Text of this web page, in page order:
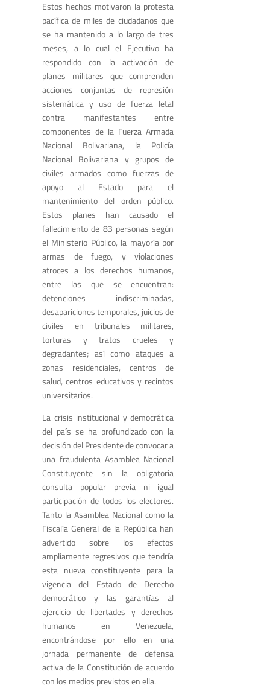
Estos hechos motivaron la protesta
pacífica de miles de ciudadanos que
se ha mantenido a lo largo de tres
meses, a lo cual el Ejecutivo ha
respondido con la activación de
planes militares que comprenden
acciones conjuntas de represión
sistemática y uso de fuerza letal
contra manifestantes entre
componentes de la Fuerza Armada
Nacional Bolivariana, la Policía
Nacional Bolivariana y grupos de
civiles armados como fuerzas de
apoyo al Estado para el
mantenimiento del orden público.
Estos planes han causado el
fallecimiento de 83 personas según
el Ministerio Público, la mayoría por
armas de fuego, y violaciones
atroces a los derechos humanos,
entre las que se encuentran:
detenciones indiscriminadas,
desapariciones temporales, juicios de
civiles en tribunales militares,
torturas y tratos crueles y
degradantes; así como ataques a
zonas residenciales, centros de
salud, centros educativos y recintos
universitarios.
La crisis institucional y democrática
del país se ha profundizado con la
decisión del Presidente de convocar a
una fraudulenta Asamblea Nacional
Constituyente sin la obligatoria
consulta popular previa ni igual
participación de todos los electores.
Tanto la Asamblea Nacional como la
Fiscalía General de la República han
advertido sobre los efectos
ampliamente regresivos que tendría
esta nueva constituyente para la
vigencia del Estado de Derecho
democrático y las garantías al
ejercicio de libertades y derechos
humanos en Venezuela,
encontrándose por ello en una
jornada permanente de defensa
activa de la Constitución de acuerdo
con los medios previstos en ella.